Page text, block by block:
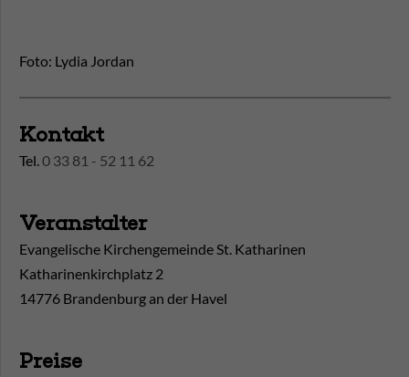
Foto: Lydia Jordan
Kontakt
Tel.0 33 81 - 52 11 62
Veranstalter
Evangelische Kirchengemeinde St. Katharinen
Katharinenkirchplatz 2
14776 Brandenburg an der Havel
Preise